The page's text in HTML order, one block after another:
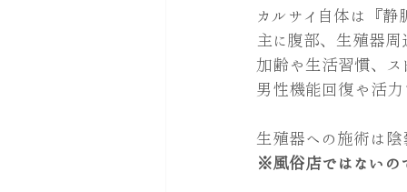
カルサイ自体は『静
主に腹部、生殖器
加齢や生活習慣、ス
男性機能回復や活力
生殖器への施術は陰
※風俗店ではないの